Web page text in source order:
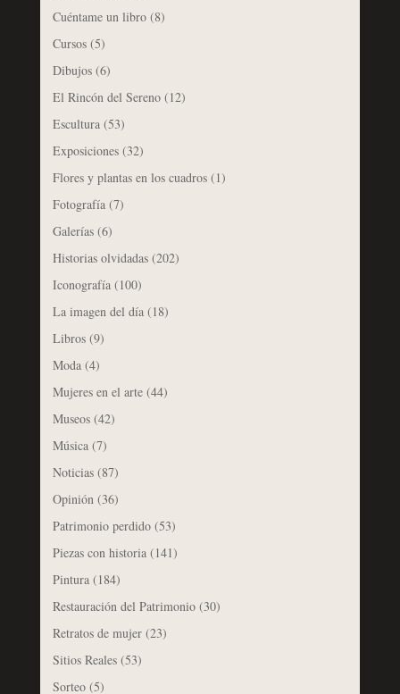
Cuéntame un libro(8)
Cursos(5)
Dibujos(6)
El Rincón del Sereno(12)
Escultura(53)
Exposiciones(32)
Flores y plantas en los cuadros(1)
Fotografía(7)
Galerías(6)
Historias olvidadas(202)
Iconografía(100)
La imagen del día(18)
Libros(9)
Moda(4)
Mujeres en el arte(44)
Museos(42)
Música(7)
Noticias(87)
Opinión(36)
Patrimonio perdido(53)
Piezas con historia(141)
Pintura(184)
Restauración del Patrimonio(30)
Retratos de mujer(23)
Sitios Reales(53)
Sorteo(5)